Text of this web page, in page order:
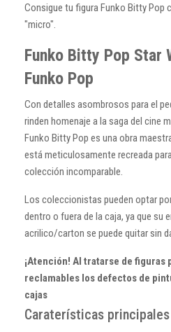
Consigue tu figura Funko Bitty Pop
"micro".
Funko Bitty Pop Star
Funko Pop
Con detalles asombrosos para el
rinden homenaje a la saga del cine
Funko Bitty Pop es una obra
está meticulosamente recreada
colección incomparable.
Los coleccionistas pueden optar
dentro o fuera de la caja, ya que su
acrilico/carton se puede quitar sin
¡Atención! Al tratarse de figuras
reclamables los defectos de
cajas
Caraterísticas principales